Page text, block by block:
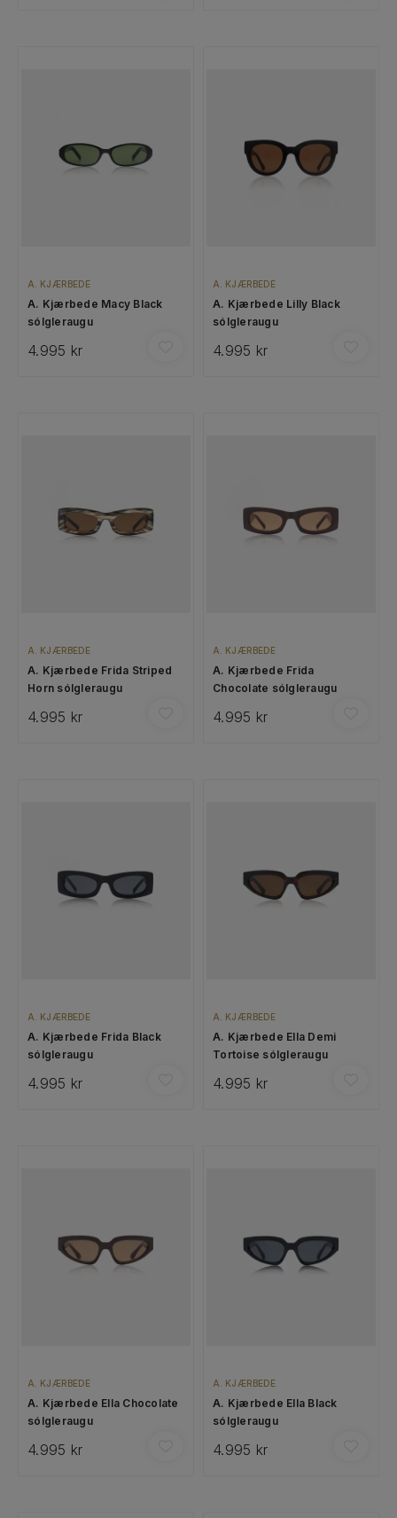
A. KJÆRBEDE
A. Kjærbede Macy Black
sólgleraugu
4.995 kr
A. KJÆRBEDE
A. Kjærbede Lilly Black
sólgleraugu
4.995 kr
A. KJÆRBEDE
A. Kjærbede Frida Striped
Horn sólgleraugu
4.995 kr
A. KJÆRBEDE
A. Kjærbede Frida
Chocolate sólgleraugu
4.995 kr
A. KJÆRBEDE
A. Kjærbede Frida Black
sólgleraugu
4.995 kr
A. KJÆRBEDE
A. Kjærbede Ella Demi
Tortoise sólgleraugu
4.995 kr
A. KJÆRBEDE
A. Kjærbede Ella Chocolate
sólgleraugu
4.995 kr
A. KJÆRBEDE
A. Kjærbede Ella Black
sólgleraugu
4.995 kr